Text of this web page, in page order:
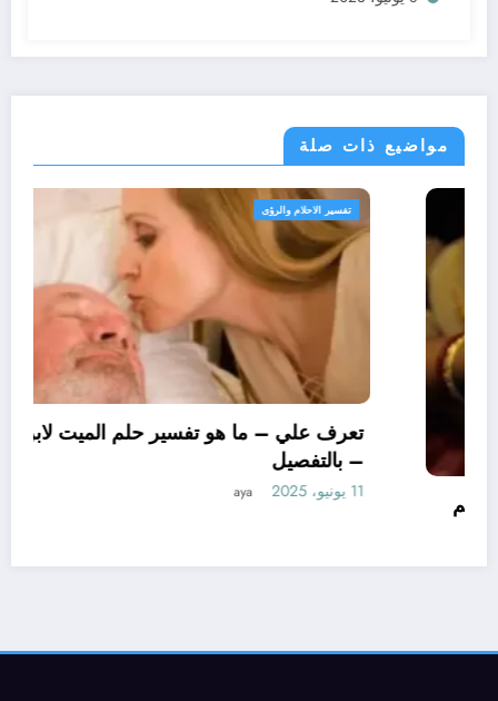
مواضيع ذات صلة
تعرف علي – ما هو تأويل ابن سيرين لتفسير حلم
10 يونيو، 2025 aya